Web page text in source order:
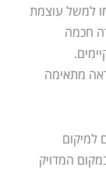
למשל עוצמת
חכמה
מתאימה
המדויק